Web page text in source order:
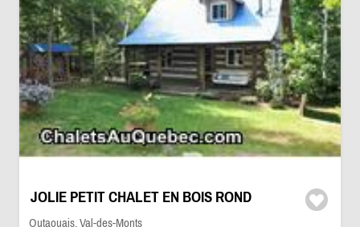
JOLIE PETIT CHALET EN BOIS ROND
Outaouais, Val-des-Monts